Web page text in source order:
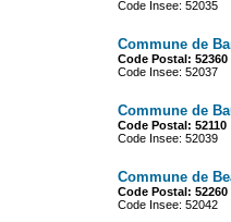
Code Insee: 52035
Commune de
Code Postal: 52360
Code Insee: 52037
Commune de
Code Postal: 52110
Code Insee: 52039
Commune de
Code Postal: 52260
Code Insee: 52042